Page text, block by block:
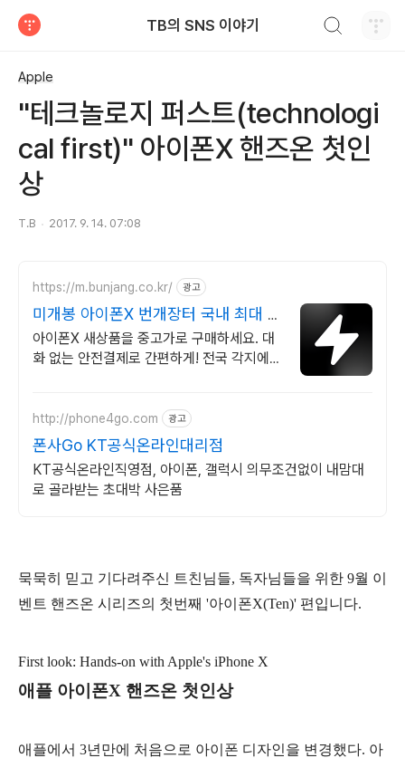
TB의 SNS 이야기
Apple
"테크놀로지 퍼스트(technologi
cal first)" 아이폰X 핸즈온 첫인
상
T.B 2017. 9. 14. 07:08
https://m.bunjang.co.kr/ 광고
미개봉 아이폰X 번개장터 국내 최대 브
랜드 중고거래
아이폰X 새상품을 중고가로 구매하세요. 대
화 없는 안전결제로 간편하게! 전국 각지에서
http://phone4go.com 광고
폰사Go KT공식온라인대리점
KT공식온라인직영점, 아이폰, 갤럭시 의무조건없이 내맘대
로 골라받는 초대박 사은품
묵묵히 믿고 기다려주신 트친님들, 독자님들을 위한 9월 이
벤트 핸즈온 시리즈의 첫번째 '아이폰X(Ten)' 편입니다.
First look: Hands-on with Apple's iPhone X
애플 아이폰X 핸즈온 첫인상
애플에서 3년만에 처음으로 아이폰 디자인을 변경했다. 아